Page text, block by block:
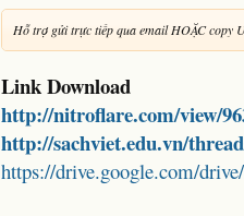
Hỗ trợ gửi trực tiếp qua email HOẶC copy
Link Download
http://nitroflare.com/view/
http://sachviet.edu.vn/
https://drive.google.com/